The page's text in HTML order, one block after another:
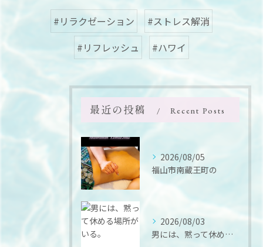
#リラクゼーション
#ストレス解消
#リフレッシュ
#ハワイ
最近の投稿 Recent Posts
2026/08/05
福山市南蔵王町の
2026/08/03
男には、黙って休める場所がいる。